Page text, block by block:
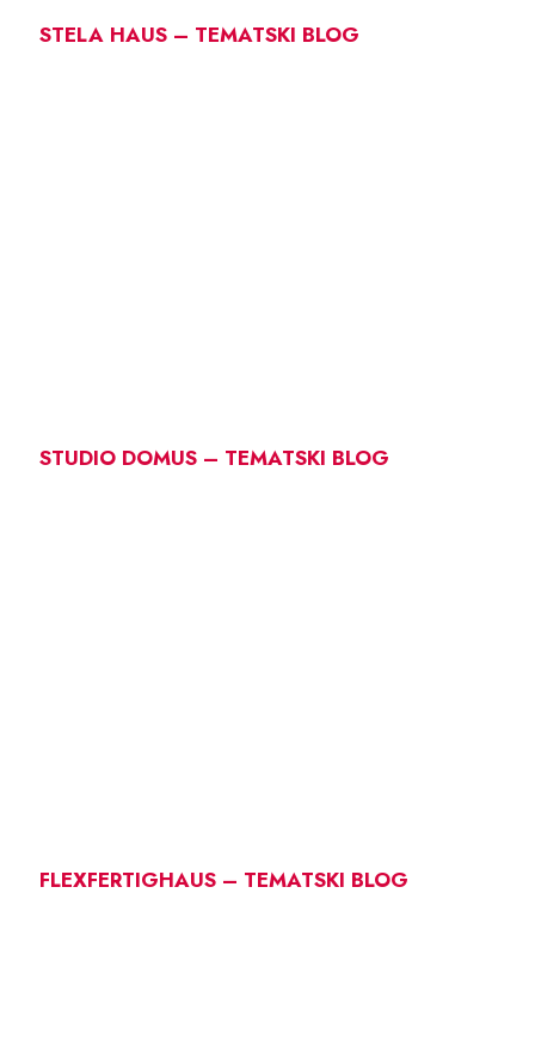
STELA HAUS – TEMATSKI BLOG
STUDIO DOMUS – TEMATSKI BLOG
FLEXFERTIGHAUS – TEMATSKI BLOG